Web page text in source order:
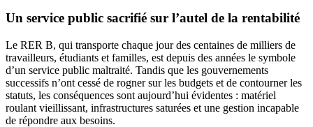
Un service public sacrifié sur l’autel de la rentabilité
Le RER B, qui transporte chaque jour des centaines de milliers de
travailleurs, étudiants et familles, est depuis des années le symbole
d’un service public maltraité. Tandis que les gouvernements
successifs n’ont cessé de rogner sur les budgets et de contourner les
statuts, les conséquences sont aujourd’hui évidentes : matériel
roulant vieillissant, infrastructures saturées et une gestion incapable
de répondre aux besoins.